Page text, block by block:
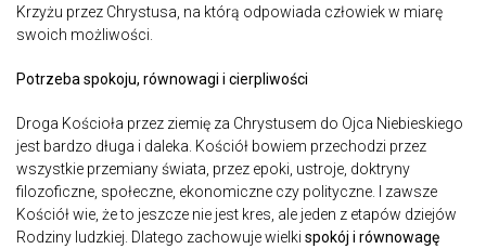
Krzyżu przez Chrystusa, na którą odpowiada człowiek w miarę
swoich możliwości.
Potrzeba spokoju, równowagi i cierpliwości
Droga Kościoła przez ziemię za Chrystusem do Ojca Niebieskiego
jest bardzo długa i daleka. Kościół bowiem przechodzi przez
wszystkie przemiany świata, przez epoki, ustroje, doktryny
filozoficzne, społeczne, ekonomiczne czy polityczne. I zawsze
Kościół wie, że to jeszcze nie jest kres, ale jeden z etapów dziejów
Rodziny ludzkiej. Dlatego zachowuje wielki spokój i równowagę